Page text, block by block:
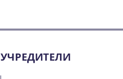
УЧРЕДИТЕЛИ